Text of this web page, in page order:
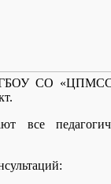
ГБОУ СО «ЦПМСС
все